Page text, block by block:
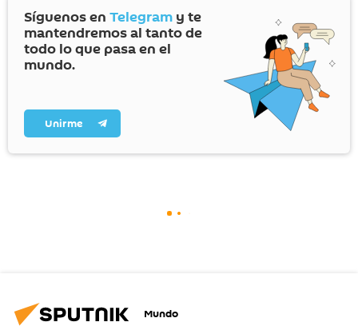
Síguenos en Telegram y te
mantendremos al tanto de
todo lo que pasa en el
mundo.
Unirme
Mundo